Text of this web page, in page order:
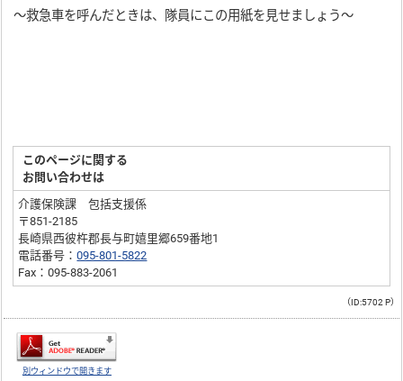
～救急車を呼んだときは、隊員にこの用紙を見せましょう～
このページに関する
お問い合わせは
介護保険課 包括支援係
〒851-2185
長崎県西彼杵郡長与町嬉里郷659番地1
電話番号：095-801-5822
Fax：095-883-2061
（ID:5702 P）
別ウィンドウで開きます